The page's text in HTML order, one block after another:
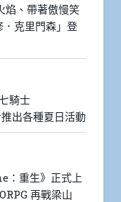
焰、帶著傲慢笑
克里門森」登
騎士
出各種夏日活動
：重生》正式上
再戰梁山